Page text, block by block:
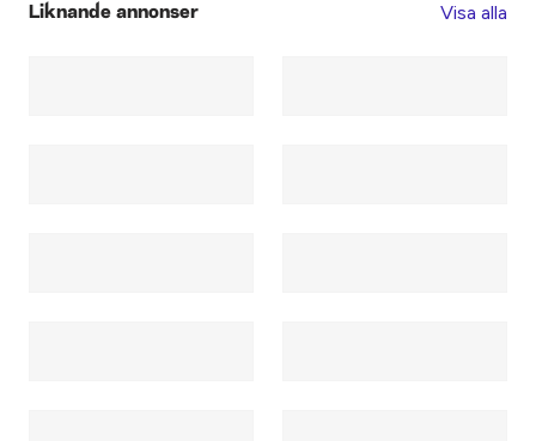
Liknande annonser Visa alla